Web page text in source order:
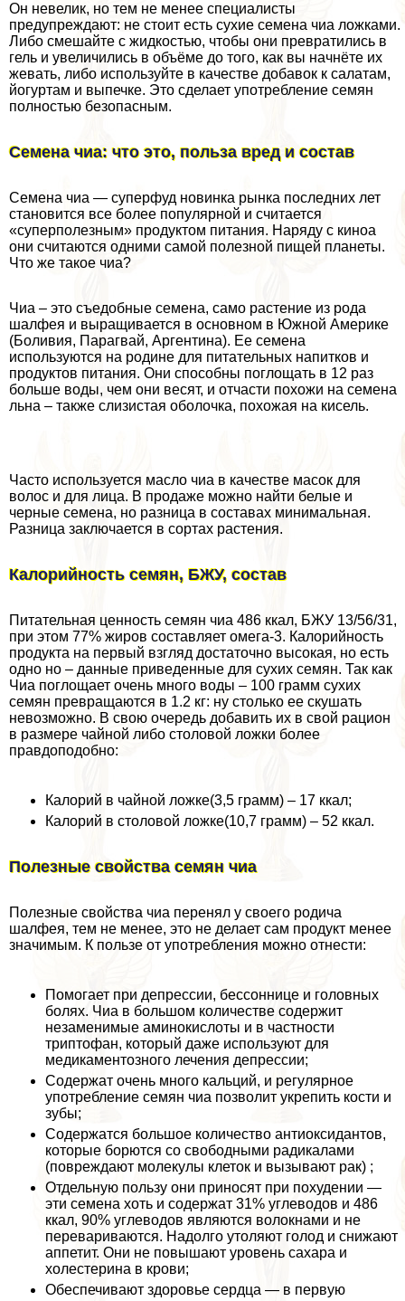
Он невелик, но тем не менее специалисты
предупреждают: не стоит есть сухие семена чиа ложками.
Либо смешайте с жидкостью, чтобы они превратились в
гель и увеличились в объёме до того, как вы начнёте их
жевать, либо используйте в качестве добавок к салатам,
йогуртам и выпечке. Это сделает употрeбление семян
полностью безопасным.
Семена чиа: что это, польза вред и состав
Семена чиа — суперфуд новинка рынка последних лет
становится все более популярной и считается
«суперполезным» продуктом питания. Наряду с киноа
они считаются одними самой полезной пищей планеты.
Что же такое чиа?
Чиа – это съедобные семена, само растение из рода
шалфея и выращивается в основном в Южной Америке
(Боливия, Парагвай, Аргентина). Ее семена
используются на родине для питательных напитков и
продуктов питания. Они способны поглощать в 12 раз
больше воды, чем они весят, и отчасти похожи на семена
льна – также слизистая оболочка, похожая на кисель.
Часто используется масло чиа в качестве масок для
волос и для лица. В продаже можно найти белые и
черные семена, но разница в составах минимальная.
Разница заключается в сортах растения.
Калорийность семян, БЖУ, состав
Питательная ценность семян чиа 486 ккал, БЖУ 13/56/31,
при этом 77% жиров составляет омега-3. Калорийность
продукта на первый взгляд достаточно высокая, но есть
одно но – данные приведенные для сухих семян. Так как
Чиа поглощает очень много воды – 100 грамм сухих
семян превращаются в 1.2 кг: ну столько ее скушать
невозможно. В свою очередь добавить их в свой рацион
в размере чайной либо столовой ложки более
правдоподобно:
Калорий в чайной ложке(3,5 грамм) – 17 ккал;
Калорий в столовой ложке(10,7 грамм) – 52 ккал.
Полезные свойства семян чиа
Полезные свойства чиа перенял у своего родича
шалфея, тем не менее, это не делает сам продукт менее
значимым. К пользе от употрeбления можно отнести:
Помогает при депрессии, бессоннице и головных
болях. Чиа в большом количестве содержит
незаменимые аминокислоты и в частности
триптофан, который даже используют для
медикаментозного лечения депрессии;
Содержат очень много кальций, и регулярное
употрeбление семян чиа позволит укрепить кости и
зубы;
Содержатся большое количество антиоксидантов,
которые борются со свободными радикалами
(повреждают молекулы клеток и вызывают paк) ;
Отдельную пользу они приносят при похудении —
эти семена хоть и содержат 31% углеводов и 486
ккал, 90% углеводов являются волокнами и не
перевариваются. Надолго утоляют голод и снижают
аппетит. Они не повышают уровень сахара и
холестерина в крови;
Обеспечивают здоровье сердца — в первую